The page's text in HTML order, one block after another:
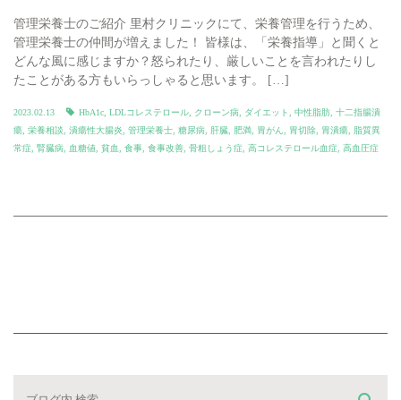
管理栄養士のご紹介 里村クリニックにて、栄養管理を行うため、
管理栄養士の仲間が増えました！ 皆様は、「栄養指導」と聞くと
どんな風に感じますか？怒られたり、厳しいことを言われたりし
たことがある方もいらっしゃると思います。 […]
2023.02.13 HbA1c, LDLコレステロール, クローン病, ダイエット, 中性脂肪, 十二指腸潰
瘍, 栄養相談, 潰瘍性大腸炎, 管理栄養士, 糖尿病, 肝臓, 肥満, 胃がん, 胃切除, 胃潰瘍, 脂質異
常症, 腎臓病, 血糖値, 貧血, 食事, 食事改善, 骨粗しょう症, 高コレステロール血症, 高血圧症